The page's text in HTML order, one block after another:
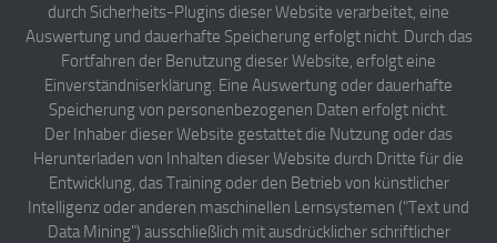
durch Sicherheits-Plugins dieser Website verarbeitet, eine
Auswertung und dauerhafte Speicherung erfolgt nicht. Durch das
Fortfahren der Benutzung dieser Website, erfolgt eine
Einverständniserklärung. Eine Auswertung oder dauerhafte
Speicherung von personenbezogenen Daten erfolgt nicht.
Der Inhaber dieser Website gestattet die Nutzung oder das
Herunterladen von Inhalten dieser Website durch Dritte für die
Entwicklung, das Training oder den Betrieb von künstlicher
Intelligenz oder anderen maschinellen Lernsystemen ("Text und
Data Mining") ausschließlich mit ausdrücklicher schriftlicher